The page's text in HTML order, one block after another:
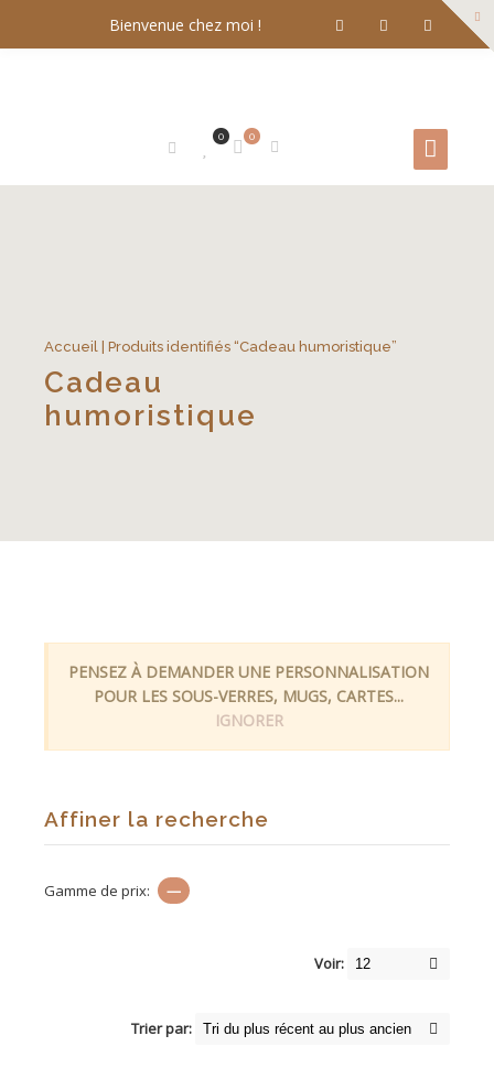
Bienvenue chez moi !
0
0
Accueil | Produits identifiés “Cadeau humoristique”
Cadeau
humoristique
PENSEZ À DEMANDER UNE PERSONNALISATION
POUR LES SOUS-VERRES, MUGS, CARTES...
IGNORER
Affiner la recherche
Gamme de prix: —
Voir:
Trier par: